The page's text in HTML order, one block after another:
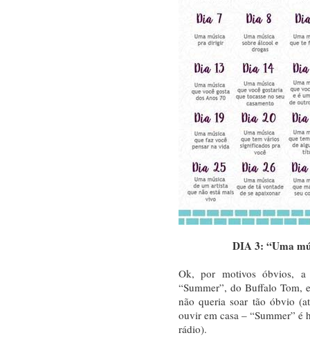
DIA 3: “Uma
Ok, por motivos óbvios,
“Summer”, do Buffalo
não queria soar tão óbvio
ouvir em casa – “Summer” é
rádio).